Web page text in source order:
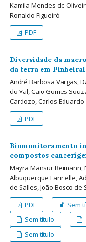
Kamila Mendes de
Ronaldo Figueiró
PDF
Diversidade da
da terra em
André Barbosa Vargas,
do Val, Caio Gomes
Cardozo, Carlos
PDF
Biomonitoramento
compostos
Mayra Mansur Reimann,
Albuquerque Farinelle,
de Salles, João Bosco de
PDF
Sem
Sem título
Sem título